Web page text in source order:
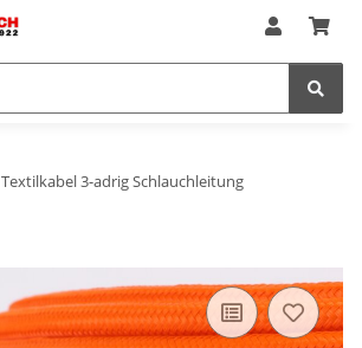
Textilkabel 3-adrig Schlauchleitung